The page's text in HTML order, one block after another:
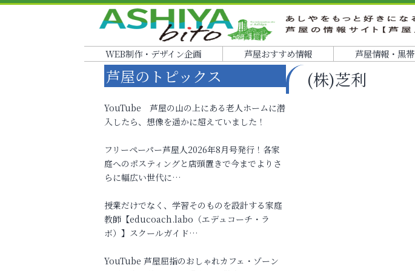
WEB制作・デザイン企画 芦屋おすすめ情報 芦屋情報・黒帯
(株)芝利
芦屋のトピックス
YouTube 芦屋の山の上にある老人ホームに潜
入したら、想像を遥かに超えていました！
フリーペーパー芦屋人2026年8月号発行！各家
庭へのポスティングと店頭置きで今までよりさ
らに幅広い世代に…
授業だけでなく、学習そのものを設計する家庭
教師【educoach.labo（エデュコーチ・ラ
ボ）】スクールガイド…
YouTube 芦屋屈指のおしゃれカフェ・ゾーン